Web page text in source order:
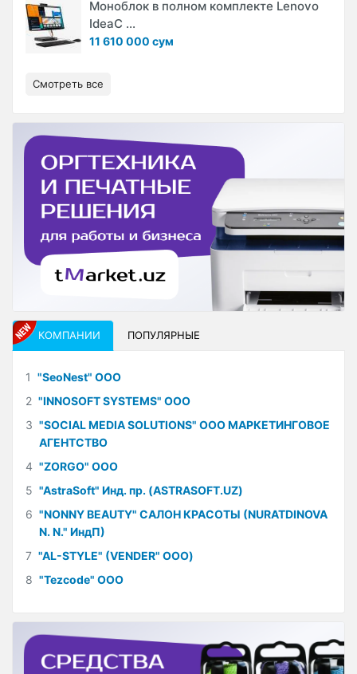
Моноблок в полном комплекте Lenovo
IdeaC ...
11 610 000 сум
Смотреть все
КОМПАНИИ ПОПУЛЯРНЫЕ
1 "SeoNest" ООО
2 "INNOSOFT SYSTEMS" ООО
3 "SOCIAL MEDIA SOLUTIONS" ООО МАРКЕТИНГОВОЕ
АГЕНТСТВО
4 "ZORGO" ООО
5 "AstraSoft" Инд. пр. (ASTRASOFT.UZ)
6 "NONNY BEAUTY" САЛОН КРАСОТЫ (NURATDINOVA
N. N." ИндП)
7 "AL-STYLE" (VENDER" ООО)
8 "Tezcode" ООО